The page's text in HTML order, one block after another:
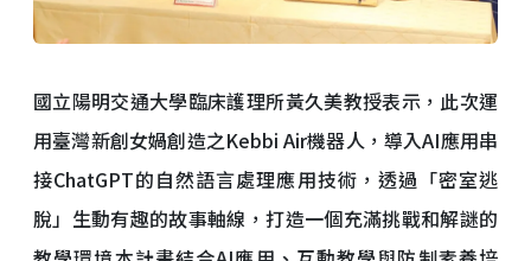
國立陽明交通大學臨床護理所黃久美教授表示，此次運
用臺灣新創女媧創造之Kebbi Air機器人，導入AI應用串
接ChatGPT的自然語言處理應用技術，透過「密室逃
脫」生動有趣的故事軸線，打造一個充滿挑戰和解謎的